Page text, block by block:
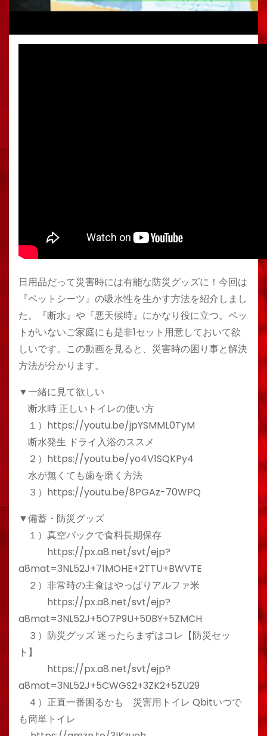
日用品だって災害時には有能な防災グッズに！今回は
『ペットシーツ』の吸水性を生かす方法を紹介しまし
た。『断水』や『悪天候時』にかなり役に立つ。ペッ
トがいないご家庭にも是非1セット用意しておいて欲
しいです。この動画を見ると、災害時の困り事と解決
方法が分かります。
▼一緒に見て欲しい
断水時 正しいトイレの使い方
１）https://youtu.be/jpYSMML0TyM
断水発生 ドライ入浴のススメ
２）https://youtu.be/yo4V1SQKPy4
水が無くても歯を磨く方法
３）https://youtu.be/8PGAz-70WPQ
▼備蓄・防災グッズ
１）真空パックで食料長期保存
https://px.a8.net/svt/ejp?
a8mat=3NL52J+71MOHE+2TTU+BWVTE
２）非常時の主食はやっぱりアルファ米
https://px.a8.net/svt/ejp?
a8mat=3NL52J+5O7P9U+50BY+5ZMCH
３）防災グッズ 迷ったらまずはコレ【防災セッ
ト】
https://px.a8.net/svt/ejp?
a8mat=3NL52J+5CWGS2+3ZK2+5ZU29
４）正直一番困るかも 災害用トイレ Qbitいつで
も簡単トイレ